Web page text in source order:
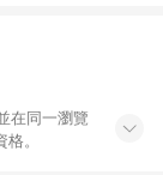
在同一瀏覽
。